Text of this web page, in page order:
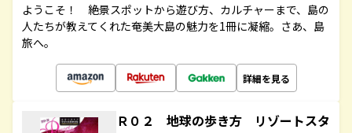
ようこそ！ 絶景スポットから遊び方、カルチャーまで、島の
人たちが教えてくれた奄美大島の魅力を1冊に凝縮。さあ、島
旅へ。
詳細を見る
Ｒ０２ 地球の歩き方 リゾートスタ